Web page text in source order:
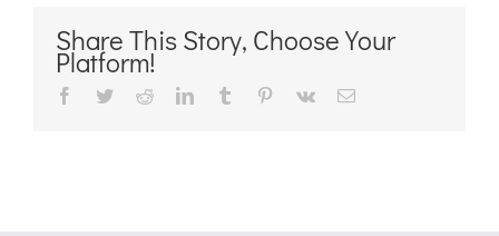
Share This Story, Choose Your
Platform!
Facebook
TwitterRedditLinkedInTumblr Pinterest
Vk
Correo